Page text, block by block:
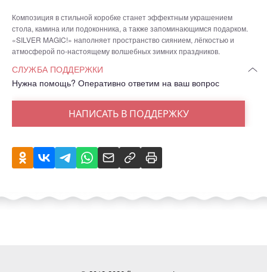
Композиция в стильной коробке станет эффектным украшением
стола, камина или подоконника, а также запоминающимся подарком.
«SILVER MAGIC!» наполняет пространство сиянием, лёгкостью и
атмосферой по-настоящему волшебных зимних праздников.
СЛУЖБА ПОДДЕРЖКИ
Нужна помощь? Оперативно ответим на ваш вопрос
НАПИСАТЬ В ПОДДЕРЖКУ